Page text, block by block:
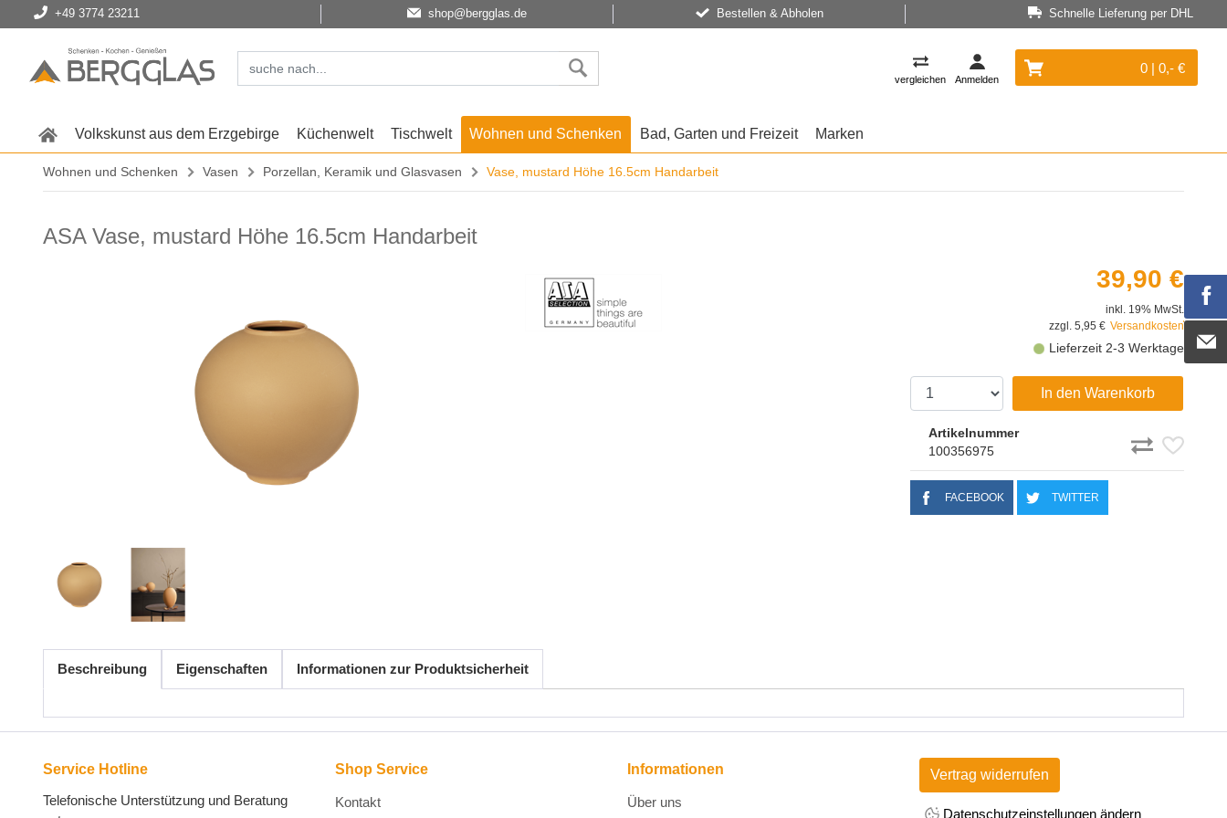
+49 3774 23211 shop@bergglas.de Bestellen & Abholen Schnelle Lieferung per DHL
vergleichen Anmelden
0 | 0,- €
Volkskunst aus dem Erzgebirge Küchenwelt Tischwelt Wohnen und Schenken Bad, Garten und Freizeit Marken
Wohnen und Schenken Vasen Porzellan, Keramik und Glasvasen Vase, mustard Höhe 16.5cm Handarbeit
ASA Vase, mustard Höhe 16.5cm Handarbeit
39,90 €
inkl. 19% MwSt.
zzgl. 5,95 € Versandkosten
Lieferzeit 2-3 Werktage
In den Warenkorb
Artikelnummer
100356975
FACEBOOK TWITTER
Beschreibung Eigenschaften Informationen zur Produktsicherheit
Service Hotline
Telefonische Unterstützung und Beratung
Shop Service
Kontakt
Informationen
Über uns
Vertrag widerrufen
Datenschutzeinstellungen ändern